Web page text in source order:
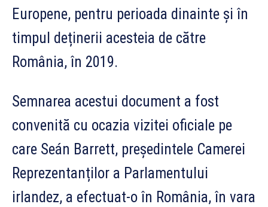
Europene, pentru perioada dinainte și în
timpul deținerii acesteia de către
România, în 2019.
Semnarea acestui document a fost
convenită cu ocazia vizitei oficiale pe
care Seán Barrett, președintele Camerei
Reprezentanților a Parlamentului
irlandez, a efectuat-o în România, în vara